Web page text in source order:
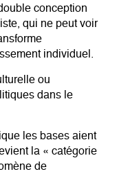
conception
qui ne peut voir
individuel.
ou
dans le
les bases aient
la « catégorie
de